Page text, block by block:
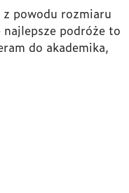
powodu rozmiaru
podróże to
do akademika,